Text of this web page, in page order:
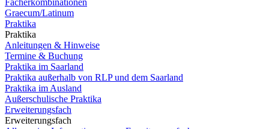
Fächerkombinationen
Graecum/Latinum
Praktika
Praktika
Anleitungen & Hinweise
Termine & Buchung
Praktika im Saarland
Praktika außerhalb von RLP und dem Saarland
Praktika im Ausland
Außerschulische Praktika
Erweiterungsfach
Erweiterungsfach